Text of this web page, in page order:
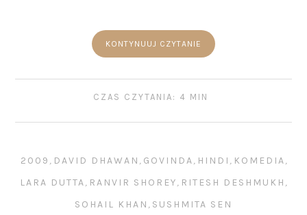
KONTYNUUJ CZYTANIE
CZAS CZYTANIA: 4 MIN
2009 , DAVID DHAWAN , GOVINDA, HINDI , KOMEDIA,
LARA DUTTA, RANVIR SHOREY, RITESH DESHMUKH ,
SOHAIL KHAN , SUSHMITA SEN